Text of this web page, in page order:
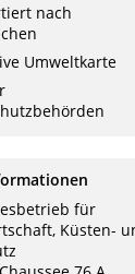
nach
Umweltkarte
für
Küsten-